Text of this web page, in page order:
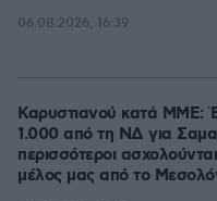
06.08.2026, 16:39
Καρυστιανού κατά ΜΜΕ:
1.000 από τη ΝΔ για
περισσότεροι
μέλος μας από το